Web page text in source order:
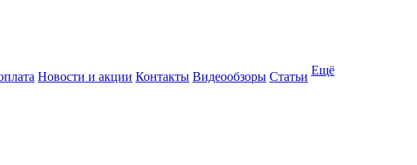
Новости и акции Контакты Видеообзоры Статьи Ещё